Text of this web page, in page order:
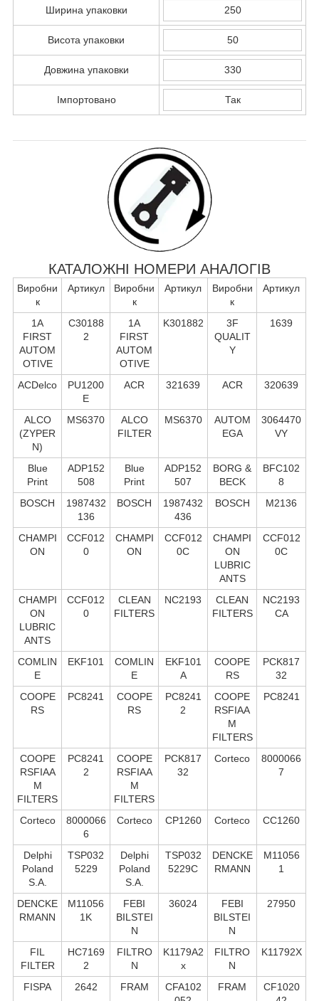
Ширина упаковки 250
Висота упаковки 50
Довжина упаковки 330
Імпортовано Так
КАТАЛОЖНІ НОМЕРИ АНАЛОГІВ
Виробни
к
Артикул
Виробни
к
Артикул
Виробни
к
Артикул
1A
FIRST
AUTOM
OTIVE
C30188
2
1A
FIRST
AUTOM
OTIVE
K301882
3F
QUALIT
Y
1639
ACDelco
PU1200
E
ACR 321639 ACR 320639
ALCO
(ZYPER
N)
MS6370
ALCO
FILTER
MS6370
AUTOM
EGA
3064470
VY
Blue
Print
ADP152
508
Blue
Print
ADP152
507
BORG &
BECK
BFC102
8
BOSCH
1987432
136
BOSCH
1987432
436
BOSCH M2136
CHAMPI
ON
CCF012
0
CHAMPI
ON
CCF012
0C
CHAMPI
ON
LUBRIC
ANTS
CCF012
0C
CHAMPI
ON
LUBRIC
ANTS
CCF012
0
CLEAN
FILTERS
NC2193
CLEAN
FILTERS
NC2193
CA
COMLIN
E
EKF101
COMLIN
E
EKF101
A
COOPE
RS
PCK817
32
COOPE
RS
PC8241
COOPE
RS
PC8241
2
COOPE
RSFIAA
M
FILTERS
PC8241
COOPE
RSFIAA
M
FILTERS
PC8241
2
COOPE
RSFIAA
M
FILTERS
PCK817
32
Corteco
8000066
7
Corteco
8000066
6
Corteco CP1260 Corteco CC1260
Delphi
Poland
S.А.
TSP032
5229
Delphi
Poland
S.А.
TSP032
5229C
DENCKE
RMANN
M11056
1
DENCKE
RMANN
M11056
1K
FEBI
BILSTEI
N
36024
FEBI
BILSTEI
N
27950
FIL
FILTER
HC7169
2
FILTRO
N
K1179A2
x
FILTRO
N
K11792X
FISPA 2642 FRAM
CFA102
FRAM
CF1020